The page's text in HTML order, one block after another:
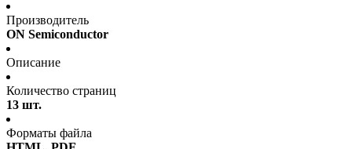
Производитель
ON Semiconductor
Описание
Количество страниц
13 шт.
Форматы файла